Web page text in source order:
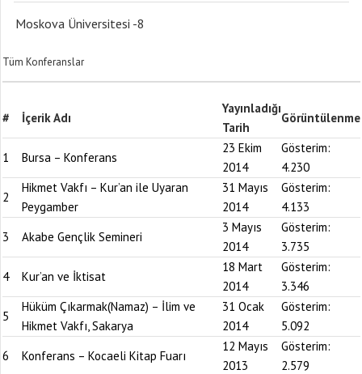
Moskova Üniversitesi -8
Tüm Konferanslar
# İçerik Adı
Yayınladığı
Tarih
Görüntülenme
1 Bursa – Konferans
23 Ekim
2014
Gösterim:
4.230
2
Hikmet Vakfı – Kur’an ile Uyaran
Peygamber
31 Mayıs
2014
Gösterim:
4.133
3
Akabe Gençlik Semineri
3 Mayıs
2014
Gösterim:
3.735
4
Kur’an ve İktisat
18 Mart
2014
Gösterim:
3.346
5
Hüküm Çıkarmak(Namaz) – İlim ve
Hikmet Vakfı, Sakarya
31 Ocak
2014
Gösterim:
5.092
6
Konferans – Kocaeli Kitap Fuarı
12 Mayıs
2013
Gösterim:
2.579